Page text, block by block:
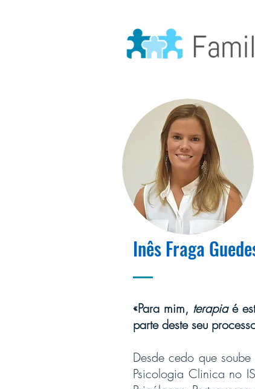
Inês Fraga
«Para mim, terapiaé
parte deste seu
Desde cedo que
Psicologia Clinica no